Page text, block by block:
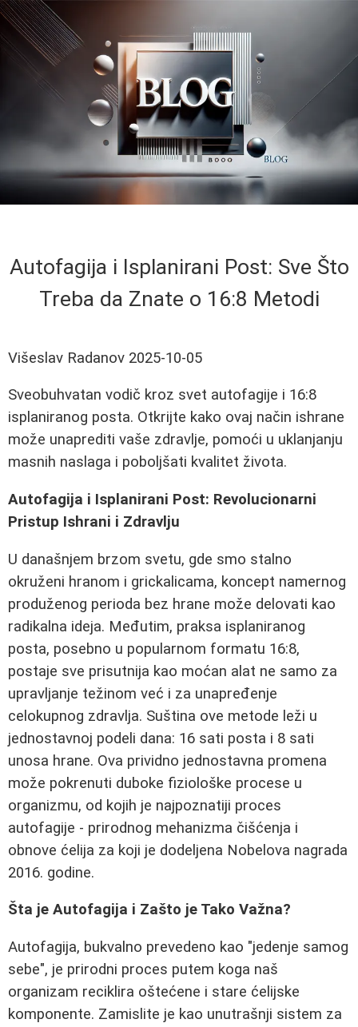
Autofagija i Isplanirani Post: Sve Što
Treba da Znate o 16:8 Metodi
Višeslav Radanov 2025-10-05
Sveobuhvatan vodič kroz svet autofagije i 16:8
isplaniranog posta. Otkrijte kako ovaj način ishrane
može unaprediti vaše zdravlje, pomoći u uklanjanju
masnih naslaga i poboljšati kvalitet života.
Autofagija i Isplanirani Post: Revolucionarni
Pristup Ishrani i Zdravlju
U današnjem brzom svetu, gde smo stalno
okruženi hranom i grickalicama, koncept namernog
produženog perioda bez hrane može delovati kao
radikalna ideja. Međutim, praksa isplaniranog
posta, posebno u popularnom formatu 16:8,
postaje sve prisutnija kao moćan alat ne samo za
upravljanje težinom već i za unapređenje
celokupnog zdravlja. Suština ove metode leži u
jednostavnoj podeli dana: 16 sati posta i 8 sati
unosa hrane. Ova prividno jednostavna promena
može pokrenuti duboke fiziološke procese u
organizmu, od kojih je najpoznatiji proces
autofagije - prirodnog mehanizma čišćenja i
obnove ćelija za koji je dodeljena Nobelova nagrada
2016. godine.
Šta je Autofagija i Zašto je Tako Važna?
Autofagija, bukvalno prevedeno kao "jedenje samog
sebe", je prirodni proces putem koga naš
organizam reciklira oštećene i stare ćelijske
komponente. Zamislite je kao unutrašnji sistem za